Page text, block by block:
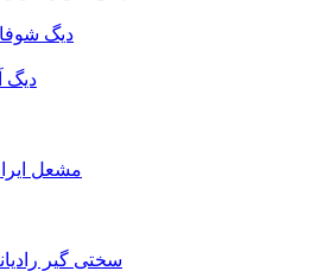
دیگ
دیگ
مشعل
سختی گیر